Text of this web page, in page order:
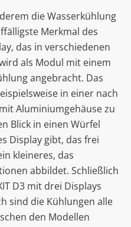
die Wasserkühlung
Merkmal des
das in verschiedenen
als Modul mit einem
angebracht. Das
in einer nach
Aluminiumgehäuse zu
Blick in einen Würfel
Display gibt, das frei
kleineres, das
abbildet. Schließlich
D3 mit drei Displays
sind die Kühlungen alle
den Modellen